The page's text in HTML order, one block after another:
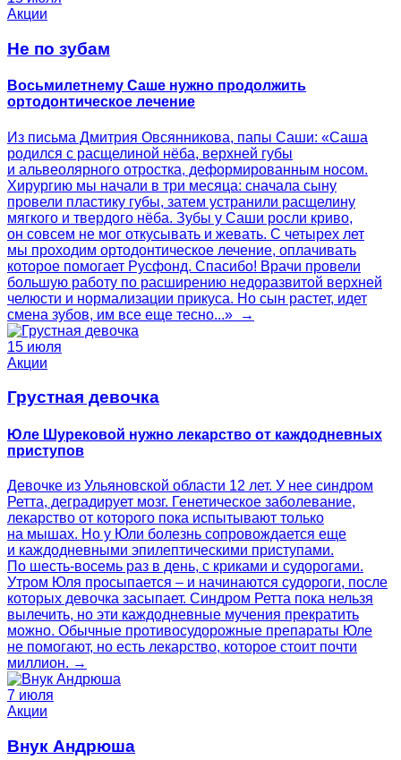
Акции
Не по зубам
Восьмилетнему Саше нужно продолжить
ортодонтическое лечение
Из письма Дмитрия Овсянникова, папы Саши: «Саша
родился с расщелиной нёба, верхней губы
и альвеолярного отростка, деформированным носом.
Хирургию мы начали в три месяца: сначала сыну
провели пластику губы, затем устранили расщелину
мягкого и твердого нёба. Зубы у Саши росли криво,
он совсем не мог откусывать и жевать. С четырех лет
мы проходим ортодонтическое лечение, оплачивать
которое помогает Русфонд. Спасибо! Врачи провели
большую работу по расширению недоразвитой верхней
челюсти и нормализации прикуса. Но сын растет, идет
смена зубов, им все еще тесно...» →
15 июля
Акции
Грустная девочка
Юле Шурековой нужно лекарство от каждодневных
приступов
Девочке из Ульяновской области 12 лет. У нее синдром
Ретта, деградирует мозг. Генетическое заболевание,
лекарство от которого пока испытывают только
на мышах. Но у Юли болезнь сопровождается еще
и каждодневными эпилептическими приступами.
По шесть-восемь раз в день, с криками и судорогами.
Утром Юля просыпается – и начинаются судороги, после
которых девочка засыпает. Синдром Ретта пока нельзя
вылечить, но эти каждодневные мучения прекратить
можно. Обычные противосудорожные препараты Юле
не помогают, но есть лекарство, которое стоит почти
миллион. →
7 июля
Акции
Внук Андрюша